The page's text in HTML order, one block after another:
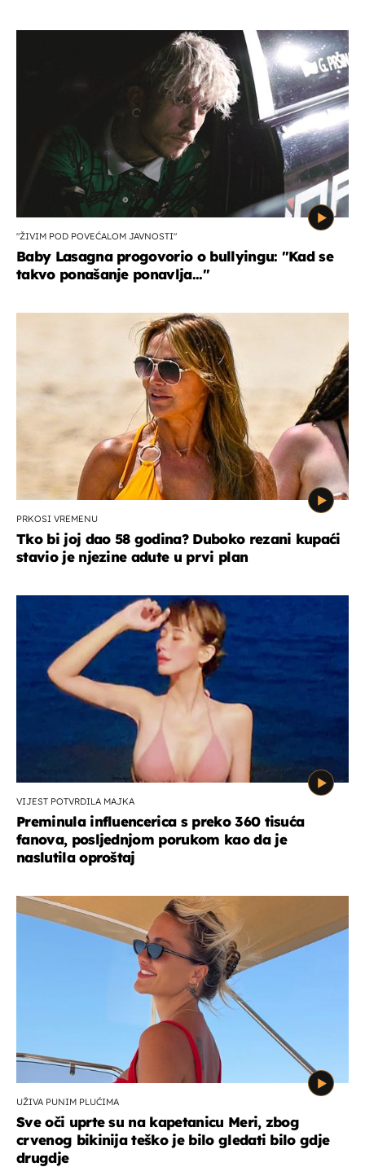
"ŽIVIM POD POVEĆALOM JAVNOSTI"
Baby Lasagna progovorio o bullyingu: "Kad se
takvo ponašanje ponavlja..."
PRKOSI VREMENU
Tko bi joj dao 58 godina? Duboko rezani kupaći
stavio je njezine adute u prvi plan
VIJEST POTVRDILA MAJKA
Preminula influencerica s preko 360 tisuća
fanova, posljednjom porukom kao da je
naslutila oproštaj
UŽIVA PUNIM PLUĆIMA
Sve oči uprte su na kapetanicu Meri, zbog
crvenog bikinija teško je bilo gledati bilo gdje
drugdje